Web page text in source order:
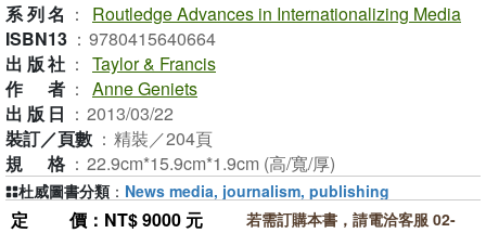
系列名 ：
Routledge Advances in Internationalizing Media
ISBN13 ： 9780415640664
出版社 ： Taylor & Francis
作者 ： Anne Geniets
出版日 ： 2013/03/22
裝訂／頁數 ： 精裝／204頁
規格 ： 22.9cm*15.9cm*1.9cm (高/寬/厚)
定價 ：NT$ 9000 元
若需訂購本書，請電洽客服 02-
杜威圖書分類 ： News media, journalism, publishing